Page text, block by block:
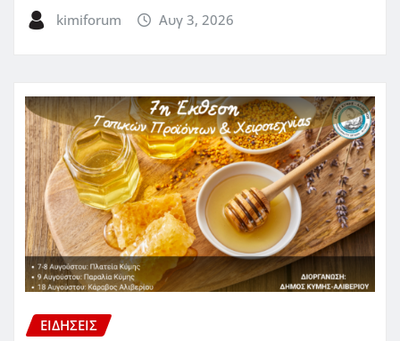
kimiforum Αυγ 3, 2026
ΕΙΔΗΣΕΙΣ